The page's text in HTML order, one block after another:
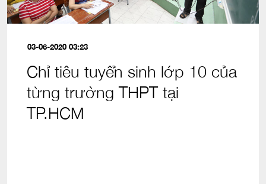
03-06-2020 03:23
Chỉ tiêu tuyển sinh lớp 10 của
từng trường THPT tại
TP.HCM